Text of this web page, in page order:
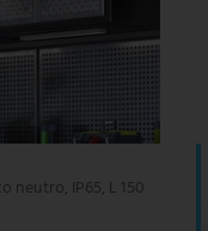
neutro, IP65, L 150